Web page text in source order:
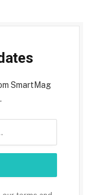
SmartMag